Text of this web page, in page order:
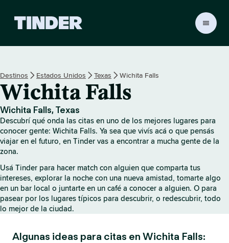
o
d
e
i
n
d
Destinos Estados Unidos Texas Wichita Falls
Wichita Falls
Wichita Falls, Texas
Descubrí qué onda las citas en uno de los mejores lugares para
conocer gente: Wichita Falls. Ya sea que vivís acá o que pensás
viajar en el futuro, en Tinder vas a encontrar a mucha gente de la
zona.
Usá Tinder para hacer match con alguien que comparta tus
intereses, explorar la noche con una nueva amistad, tomarte algo
en un bar local o juntarte en un café a conocer a alguien. O para
pasear por los lugares típicos para descubrir, o redescubrir, todo
lo mejor de la ciudad.
Algunas ideas para citas en Wichita Falls: